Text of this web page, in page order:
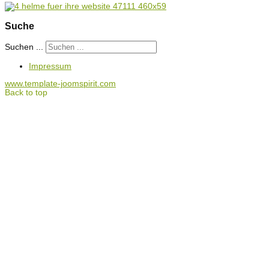
Suche
Suchen ...
Impressum
www.template-joomspirit.com
Back to top